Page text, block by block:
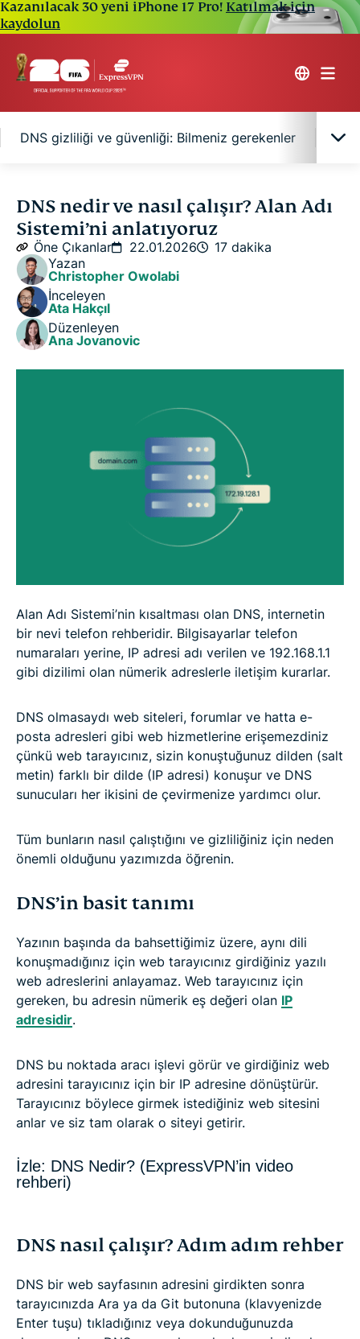
Kazanılacak 30 yeni iPhone 17 Pro! Katılmak için
kaydolun
DNS gizliliği ve güvenliği: Bilmeniz gerekenler
DNS’in basit tanımı
DNS nasıl çalışır? Adım adım rehber
DNS adresi nedir?
DNS gizliliği ve güvenliği: Bilmeniz gerekenler
SSS: DNS hakkında sıkça sorulan sorular
DNS nedir ve nasıl çalışır? Alan Adı
Sistemi’ni anlatıyoruz
Öne Çıkanlar 22.01.2026
17 dakika
Yazan
Christopher Owolabi
İnceleyen
Ata Hakçıl
Düzenleyen
Ana Jovanovic
Alan Adı Sistemi’nin kısaltması olan DNS, internetin
bir nevi telefon rehberidir. Bilgisayarlar telefon
numaraları yerine, IP adresi adı verilen ve 192.168.1.1
gibi dizilimi olan nümerik adreslerle iletişim kurarlar.
DNS olmasaydı web siteleri, forumlar ve hatta e-
posta adresleri gibi web hizmetlerine erişemezdiniz
çünkü web tarayıcınız, sizin konuştuğunuz dilden (salt
metin) farklı bir dilde (IP adresi) konuşur ve DNS
sunucuları her ikisini de çevirmenize yardımcı olur.
Tüm bunların nasıl çalıştığını ve gizliliğiniz için neden
önemli olduğunu yazımızda öğrenin.
DNS’in basit tanımı
Yazının başında da bahsettiğimiz üzere, aynı dili
konuşmadığınız için web tarayıcınız girdiğiniz yazılı
web adreslerini anlayamaz. Web tarayıcınız için
gereken, bu adresin nümerik eş değeri olan IP
adresidir.
DNS bu noktada aracı işlevi görür ve girdiğiniz web
adresini tarayıcınız için bir IP adresine dönüştürür.
Tarayıcınız böylece girmek istediğiniz web sitesini
anlar ve siz tam olarak o siteyi getirir.
İzle: DNS Nedir? (ExpressVPN’in video
rehberi)
DNS nasıl çalışır? Adım adım rehber
DNS bir web sayfasının adresini girdikten sonra
tarayıcınızda Ara ya da Git butonuna (klavyenizde
Enter tuşu) tıkladığınız veya dokunduğunuzda